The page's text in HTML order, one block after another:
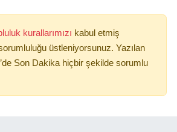
kurallarımızı kabul etmiş
üstleniyorsunuz. Yazılan
Son Dakika hiçbir şekilde sorumlu